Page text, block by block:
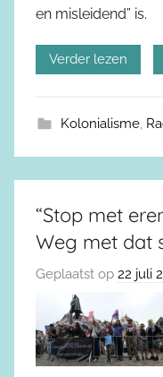
en misleidend” is.
Verder lezen
Kolonialisme,
“Stop met
Weg met dat
Geplaatst op 22 juli